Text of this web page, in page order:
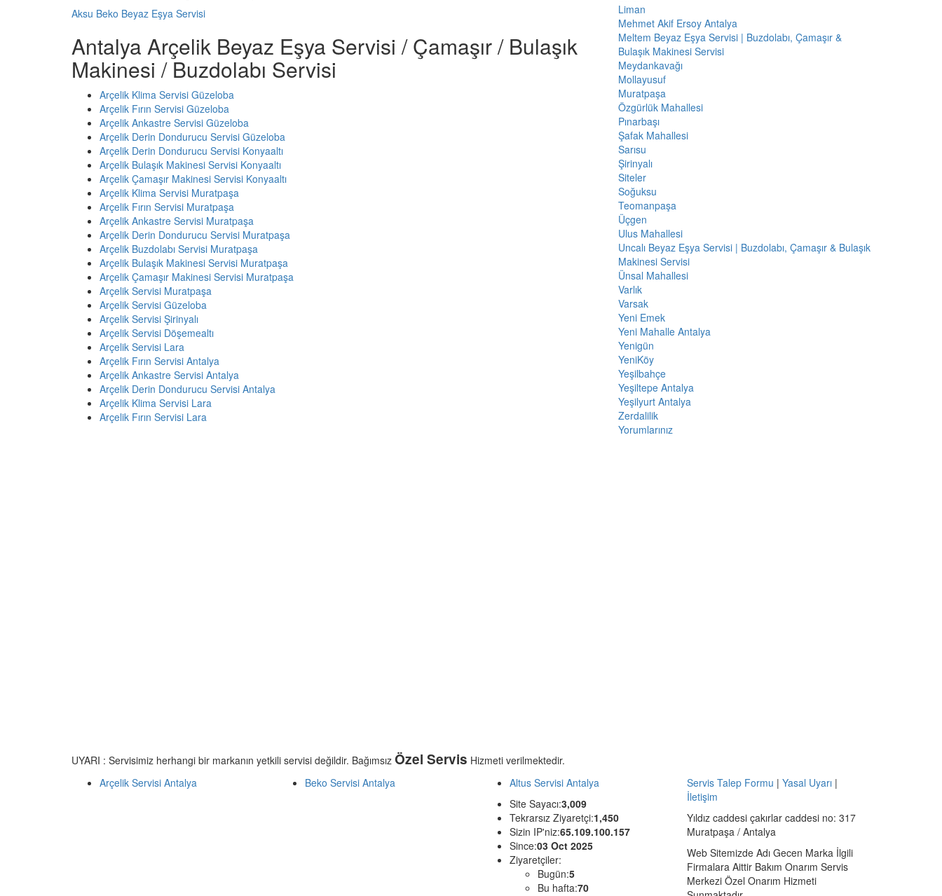
Aksu Beko Beyaz Eşya Servisi
Antalya Arçelik Beyaz Eşya Servisi / Çamaşır / Bulaşık
Makinesi / Buzdolabı Servisi
Arçelik Klima Servisi Güzeloba
Arçelik Fırın Servisi Güzeloba
Arçelik Ankastre Servisi Güzeloba
Arçelik Derin Dondurucu Servisi Güzeloba
Arçelik Derin Dondurucu Servisi Konyaaltı
Arçelik Bulaşık Makinesi Servisi Konyaaltı
Arçelik Çamaşır Makinesi Servisi Konyaaltı
Arçelik Klima Servisi Muratpaşa
Arçelik Fırın Servisi Muratpaşa
Arçelik Ankastre Servisi Muratpaşa
Arçelik Derin Dondurucu Servisi Muratpaşa
Arçelik Buzdolabı Servisi Muratpaşa
Arçelik Bulaşık Makinesi Servisi Muratpaşa
Arçelik Çamaşır Makinesi Servisi Muratpaşa
Arçelik Servisi Muratpaşa
Arçelik Servisi Güzeloba
Arçelik Servisi Şirinyalı
Arçelik Servisi Döşemealtı
Arçelik Servisi Lara
Arçelik Fırın Servisi Antalya
Arçelik Ankastre Servisi Antalya
Arçelik Derin Dondurucu Servisi Antalya
Arçelik Klima Servisi Lara
Arçelik Fırın Servisi Lara
UYARI : Servisimiz herhangi bir markanın yetkili servisi değildir. Bağımsız Özel Servis Hizmeti verilmektedir.
Liman
Mehmet Akif Ersoy Antalya
Meltem Beyaz Eşya Servisi | Buzdolabı, Çamaşır &
Bulaşık Makinesi Servisi
Meydankavağı
Mollayusuf
Muratpaşa
Özgürlük Mahallesi
Pınarbaşı
Şafak Mahallesi
Sarısu
Şirinyalı
Siteler
Soğuksu
Teomanpaşa
Üçgen
Ulus Mahallesi
Uncalı Beyaz Eşya Servisi | Buzdolabı, Çamaşır & Bulaşık
Makinesi Servisi
Ünsal Mahallesi
Varlık
Varsak
Yeni Emek
Yeni Mahalle Antalya
Yenigün
YeniKöy
Yeşilbahçe
Yeşiltepe Antalya
Yeşilyurt Antalya
Zerdalilik
Yorumlarınız
Arçelik Servisi Antalya Beko Servisi Antalya
Altus Servisi Antalya
Site Sayacı:3,009
Tekrarsız Ziyaretçi:1,450
Sizin IP'niz:65.109.100.157
Since:03 Oct 2025
Ziyaretçiler:
Bugün:5
Bu hafta:70
Servis Talep Formu | Yasal Uyarı |
İletişim
Yıldız caddesi çakırlar caddesi no: 317
Muratpaşa / Antalya
Web Sitemizde Adı Gecen Marka İlgili
Firmalara Aittir Bakım Onarım Servis
Merkezi Özel Onarım Hizmeti